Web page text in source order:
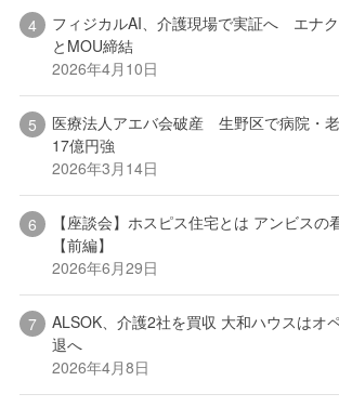
フィジカルAI、介護現場で実証へ エナ
とMOU締結
2026年4月10日
医療法人アエバ会破産 生野区で病院・
17億円強
2026年3月14日
【座談会】ホスピス住宅とは アンビスの
【前編】
2026年6月29日
ALSOK、介護2社を買収 大和ハウスはオ
退へ
2026年4月8日